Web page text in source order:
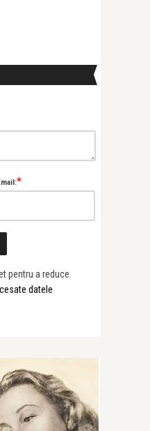
*
pentru a reduce
datele